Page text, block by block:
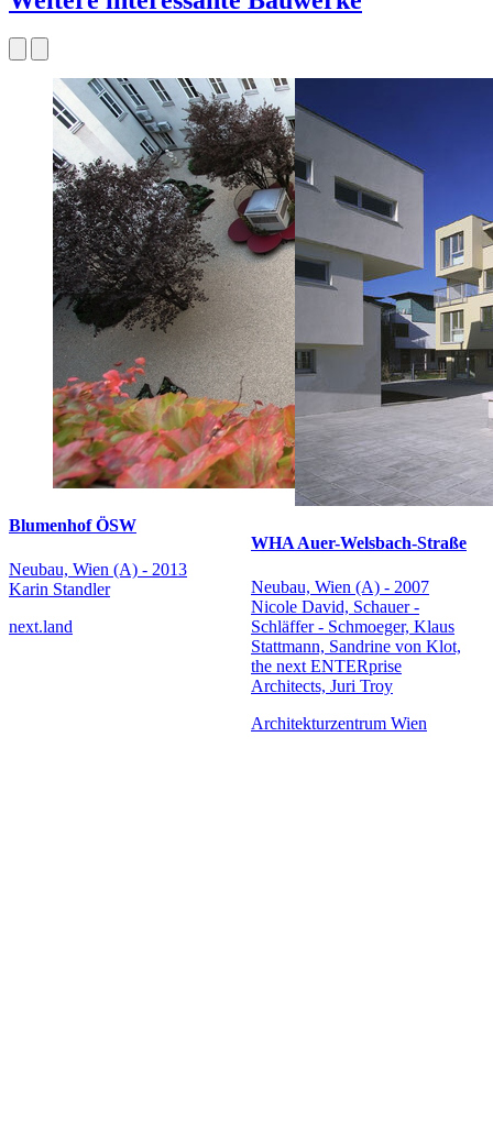
Blumenhof ÖSW
Neubau, Wien (A) - 2013
Karin Standler
next.land
WHA Auer-Welsbach-Straße
Neubau, Wien (A) - 2007
Nicole David, Schauer -
Schläffer - Schmoeger, Klaus
Stattmann, Sandrine von Klot,
the next ENTERprise
Architects, Juri Troy
Architekturzentrum Wien